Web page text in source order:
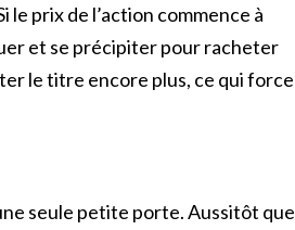
prix de l’action commence à
et se précipiter pour racheter
le titre encore plus, ce qui force
seule petite porte. Aussitôt que